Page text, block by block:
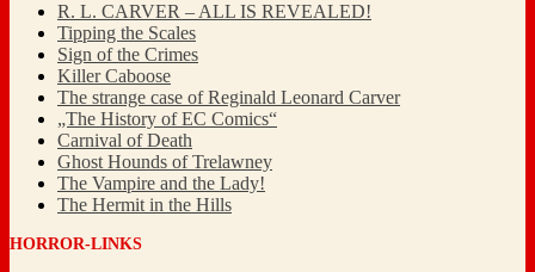
R. L. CARVER – ALL IS REVEALED!
Tipping the Scales
Sign of the Crimes
Killer Caboose
The strange case of Reginald Leonard Carver
„The History of EC Comics“
Carnival of Death
Ghost Hounds of Trelawney
The Vampire and the Lady!
The Hermit in the Hills
HORROR-LINKS